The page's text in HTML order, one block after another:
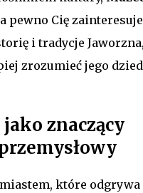
pewno Cię
i tradycje Jaworzna,
zrozumieć jego
znaczący
które